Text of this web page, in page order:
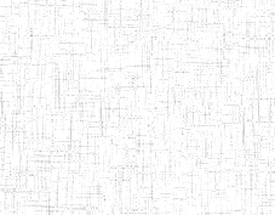
28/08/2009 ENIEG Privé
28/12/2007 ENIEG Privé